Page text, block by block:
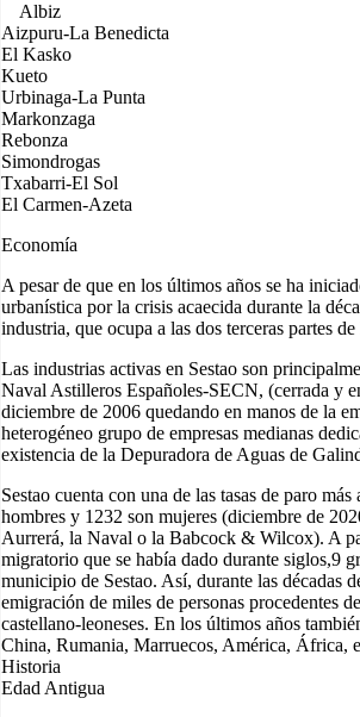
Albiz
Aizpuru-La Benedicta
El Kasko
Kueto
Urbinaga-La Punta
Markonzaga
Rebonza
Simondrogas
Txabarri-El Sol
El Carmen-Azeta
Economía
A pesar de que en los últimos años se ha
urbanística por la crisis acaecida durante la
industria, que ocupa a las dos terceras partes
Las industrias activas en Sestao son
Naval Astilleros Españoles-SECN, (cerrada y
diciembre de 2006 quedando en manos de la
heterogéneo grupo de empresas medianas
existencia de la Depuradora de Aguas de
Sestao cuenta con una de las tasas de paro
hombres y 1232 son mujeres (diciembre de
Aurrerá, la Naval o la Babcock & Wilcox). A
migratorio que se había dado durante siglos,9​
municipio de Sestao. Así, durante las décadas
emigración de miles de personas procedentes
castellano-leoneses. En los últimos años
China, Rumania, Marruecos, América, África,
Historia
Edad Antigua